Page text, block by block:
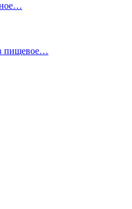
в пищевое…